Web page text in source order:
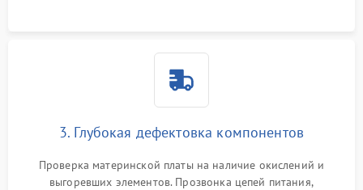
3. Глубокая дефектовка компонентов
Проверка материнской платы на наличие окислений и
выгоревших элементов. Прозвонка цепей питания,